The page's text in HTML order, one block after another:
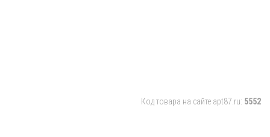
Код товара на сайте apt87.ru: 5552